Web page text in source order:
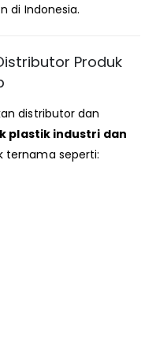
di Indonesia.
Distributor Produk
distributor dan
plastik industri dan
ternama seperti: